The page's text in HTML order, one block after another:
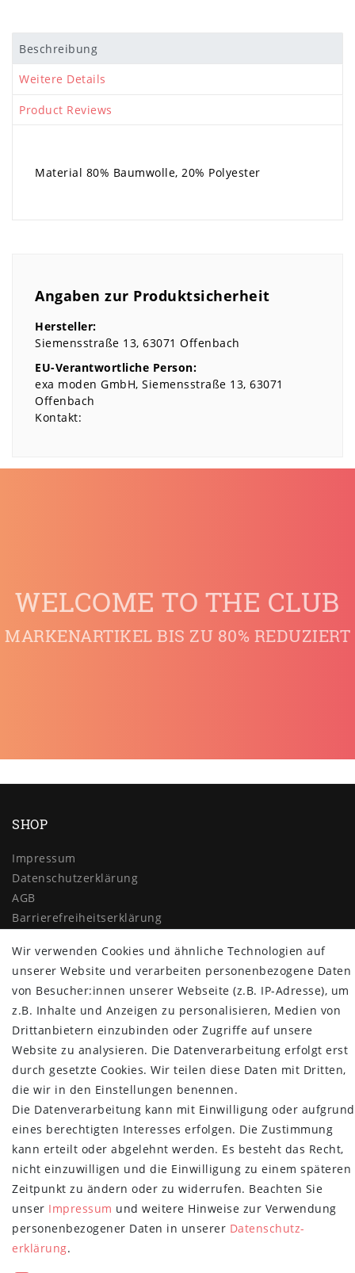
Beschreibung
Weitere Details
Product Reviews
Material 80% Baumwolle, 20% Polyester
Angaben zur Produktsicherheit
Hersteller:
Siemensstraße 13 63071 Offenbach
EU-Verantwortliche Person:
exa moden GmbH Siemensstraße 13 63071
Offenbach
Kontakt:
WELCOME TO THE CLUB
MARKENARTIKEL BIS ZU 80% REDUZIERT
SHOP
Impressum
Daten­schutz­erklärung
AGB
Barrierefreiheitserklärung
MYPOPUPCLUB
Über uns
Retoure
Versand- und Zahlungsbedingungen
NEWSLETTER
E-MAIL **
Newsletter
Honig
Hiermit bestätige ich, dass ich die Daten­schutz­erklärunggelesen habe.
Meine Einwilligung kann ich jederzeit widerrufen.**
Abonnieren
Wir verwenden Cookies und ähnliche Technologien auf
unserer Website und verarbeiten personenbezogene Daten
von Besucher:innen unserer Webseite (z.B. IP-Adresse), um
z.B. Inhalte und Anzeigen zu personalisieren, Medien von
Drittanbietern einzubinden oder Zugriffe auf unsere
Website zu analysieren. Die Datenverarbeitung erfolgt erst
durch gesetzte Cookies. Wir teilen diese Daten mit Dritten,
die wir in den Einstellungen benennen.
Die Datenverarbeitung kann mit Einwilligung oder aufgrund
eines berechtigten Interesses erfolgen. Die Zustimmung
kann erteilt oder abgelehnt werden. Es besteht das Recht,
nicht einzuwilligen und die Einwilligung zu einem späteren
Zeitpunkt zu ändern oder zu widerrufen. Beachten Sie
unser Impressum und weitere Hinweise zur Verwendung
personenbezogener Daten in unserer Daten­schutz­
erklärung.